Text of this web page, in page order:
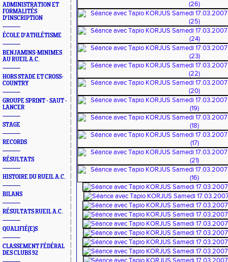
ADMINISTRATION ET
FORMALITÉS
D'INSCRIPTION
ÉCOLE D'ATHLÉTISME
BENJAMINS-MINIMES
AU RUEIL A.C.
HORS STADE ET CROSS-
COUNTRY
GROUPE SPRINT - SAUT -
LANCER
STAGE
RECORDS
RÉSULTATS
HISTOIRE DU RUEIL A.C.
BILANS
RÉSULTATS RUEIL A.C.
QUALIFIÉ(E)S
CLASSEMENT FÉDÉRAL
DES CLUBS 92